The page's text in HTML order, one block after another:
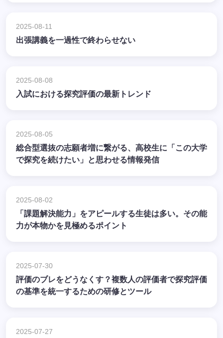
2025-08-11
出張講義を一過性で終わらせない
2025-08-08
入試における探究評価の最新トレンド
2025-08-05
総合型選抜の志願者増に繋がる、高校生に「この大学
で探究を続けたい」と思わせる情報発信
2025-08-02
「課題解決能力」をアピールする生徒は多い。その能
力が本物かを見極めるポイント
2025-07-30
評価のブレをどうなくす？複数人の評価者で探究評価
の基準を統一するための研修とツール
2025-07-27